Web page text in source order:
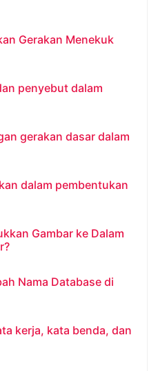
Gerakan Menekuk
penyebut dalam
gerakan dasar dalam
dalam pembentukan
Gambar ke Dalam
Nama Database di
kerja, kata benda, dan